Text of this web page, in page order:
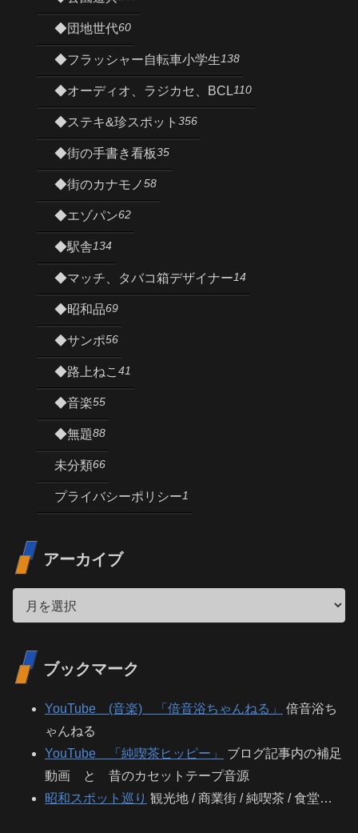
◆団地世代60
◆フラッシャー自転車小学生138
◆オーディオ、ラジカセ、BCL110
◆ステキ&珍スポット 356
◆街の手書き看板35
◆街のカナモノ58
◆エゾパン62
◆駅舎134
◆マッチ、タバコ箱デザイナー14
◆昭和品69
◆サンポ56
◆路上ねこ 41
◆音楽55
◆無題88
未分類66
プライバシーポリシー1
アーカイブ
ブックマーク
YouTube (音楽) 「倍音浴ちゃんねる」
倍音浴ち
ゃんねる
YouTube 「純喫茶ヒッピー」
ブログ記事内の補足
動画 と 昔のカセットテープ音源
昭和スポット巡り 観光地 / 商業街 / 純喫茶 / 食堂…